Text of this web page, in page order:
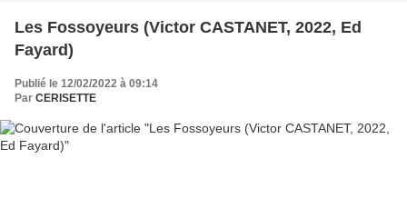
Les Fossoyeurs (Victor CASTANET, 2022, Ed
Fayard)
Publié le 12/02/2022 à 09:14
Par CERISETTE